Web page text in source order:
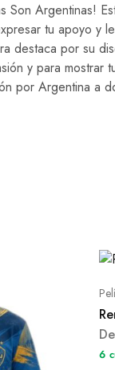
Son Argentinas!
tu apoyo y
destaca por su
y para mostrar
por Argentina a
6